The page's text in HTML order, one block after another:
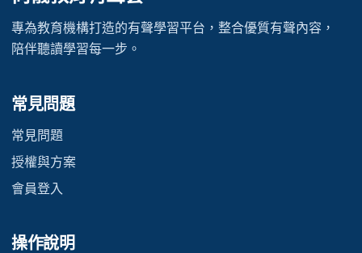
專為教育機構打造的有聲學習平台，整合優質有聲內容，
陪伴聽讀學習每一步。
常見問題
常見問題
授權與方案
會員登入
操作說明